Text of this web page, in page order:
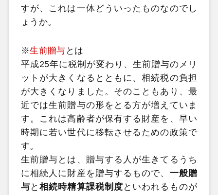
すが、これは一体どういったものなのでし
ょうか。
※生前贈与 とは
平成25年に税制が変わり、生前贈与のメリ
ットが大きくなるとともに、相続税の負担
が大きくなりました。そのこともあり、最
近では生前贈与の形をとる方が増えていま
す。これは高齢者が保有する財産を、早い
時期に若い世代に移転させるための政策で
す。
生前贈与とは、贈与する人が生きてるうち
に相続人に財産を贈与するもので、 一般贈
与 と相続時精算課税制度 といわれるものが